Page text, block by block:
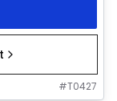
#T0427